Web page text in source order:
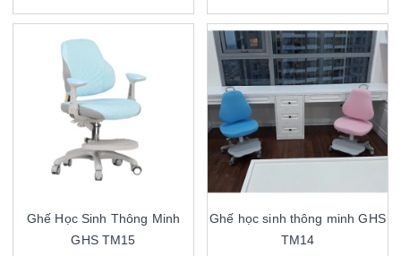
Ghế Học Sinh Thông Minh
GHS TM15
Ghế học sinh thông minh GHS
TM14